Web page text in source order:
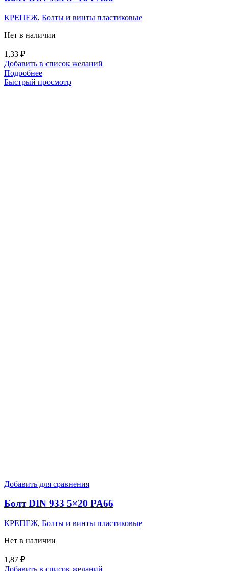
КРЕПЕЖ, Болты и винты пластиковые
Нет в наличии
1,33 ₽
Добавить в список желаний
Подробнее
Быстрый просмотр
Добавить для сравнения
Болт DIN 933 5×20 PA66
КРЕПЕЖ, Болты и винты пластиковые
Нет в наличии
1,87 ₽
Добавить в список желаний